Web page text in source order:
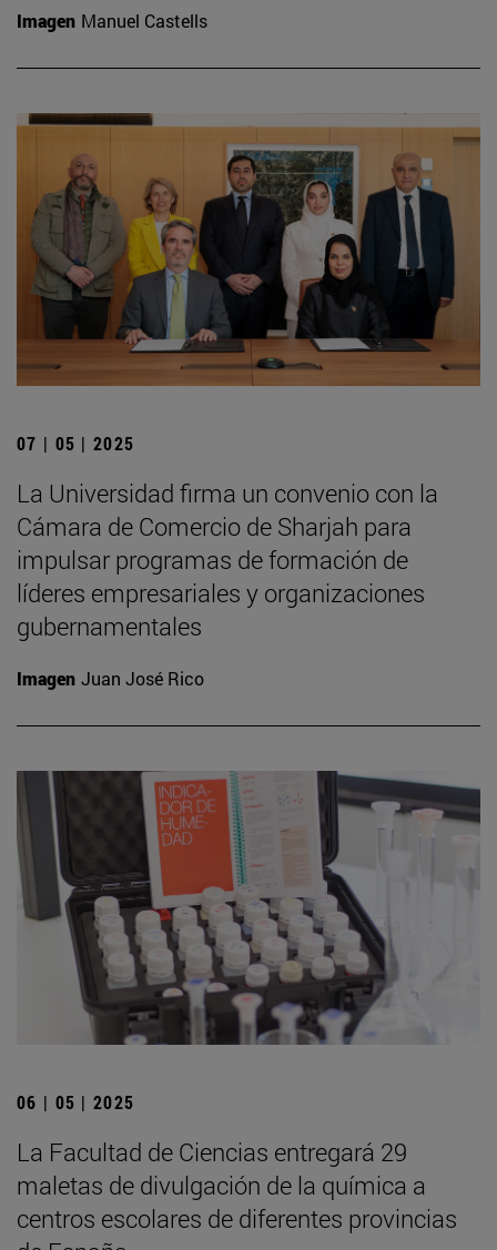
Imagen Manuel Castells
07 | 05 | 2025
La Universidad firma un convenio con la
Cámara de Comercio de Sharjah para
impulsar programas de formación de
líderes empresariales y organizaciones
gubernamentales
Imagen Juan José Rico
06 | 05 | 2025
La Facultad de Ciencias entregará 29
maletas de divulgación de la química a
centros escolares de diferentes provincias